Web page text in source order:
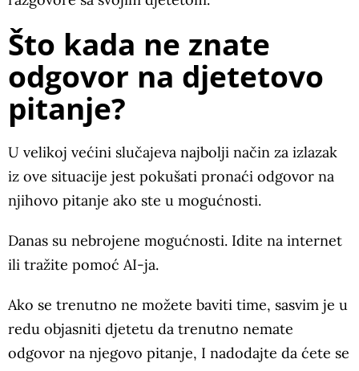
Što kada ne znate
odgovor na djetetovo
pitanje?
U velikoj većini slučajeva najbolji način za izlazak
iz ove situacije jest pokušati pronaći odgovor na
njihovo pitanje ako ste u mogućnosti.
Danas su nebrojene mogućnosti. Idite na internet
ili tražite pomoć AI-ja.
Ako se trenutno ne možete baviti time, sasvim je u
redu objasniti djetetu da trenutno nemate
odgovor na njegovo pitanje, I nadodajte da ćete se